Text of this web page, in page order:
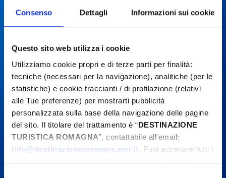
Consenso Dettagli Informazioni sui cookie
Questo sito web utilizza i cookie
Utilizziamo cookie propri e di terze parti per finalità:
tecniche (necessari per la navigazione), analitiche (per le
statistiche) e cookie traccianti / di profilazione (relativi
alle Tue preferenze) per mostrarti pubblicità
personalizzata sulla base della navigazione delle pagine
del sito. Il titolare del trattamento è “DESTINAZIONE
TURISTICA ROMAGNA”, contattabile all'email:
info@destinazioneromagna.emr.it. Puoi accettare tutti i
cookie premendo il pulsante “Accetta tutti i cookie”,